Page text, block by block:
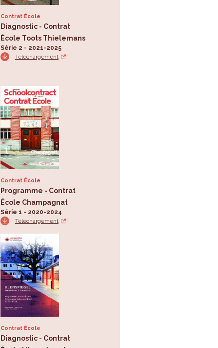
Contrat École
Diagnostic - Contrat
École Toots Thielemans
Série 2 - 2021-2025
Téléchargement
Contrat École
Programme - Contrat
École Champagnat
Série 1 - 2020-2024
Téléchargement
Contrat École
Diagnostic - Contrat